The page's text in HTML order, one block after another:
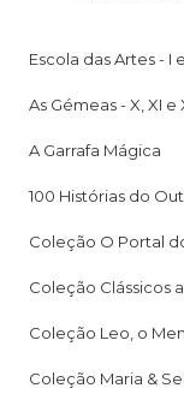
Escola das Artes - I
As Gémeas - X, XI e
A Garrafa Mágica
100 Histórias do
Coleção O Portal
Coleção Clássicos
Coleção Leo, o
Coleção Maria &